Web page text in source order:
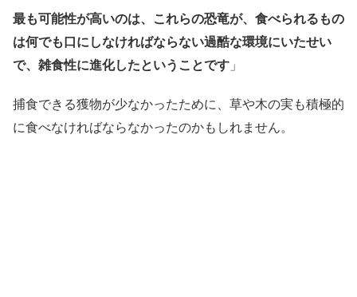
最も可能性が高いのは、これらの恐竜が、食べられるもの
は何でも口にしなければならない過酷な環境にいたせい
で、雑食性に進化したということです 」
捕食できる獲物が少なかったために、草や木の実も積極的
に食べなければならなかったのかもしれません。